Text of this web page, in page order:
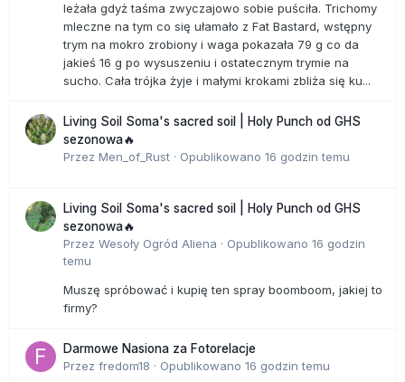
leżała gdyż taśma zwyczajowo sobie puściła. Trichomy
mleczne na tym co się ułamało z Fat Bastard, wstępny
trym na mokro zrobiony i waga pokazała 79 g co da
jakieś 16 g po wysuszeniu i ostatecznym trymie na
sucho. Cała trójka żyje i małymi krokami zbliża się ku...
Living Soil Soma's sacred soil | Holy Punch od GHS
sezonowa🔥
Przez Men_of_Rust · Opublikowano 16 godzin temu
Living Soil Soma's sacred soil | Holy Punch od GHS
sezonowa🔥
Przez Wesoły Ogród Aliena · Opublikowano 16 godzin
temu
Muszę spróbować i kupię ten spray boomboom, jakiej to
firmy?
Darmowe Nasiona za Fotorelacje
Przez fredom18 · Opublikowano 16 godzin temu